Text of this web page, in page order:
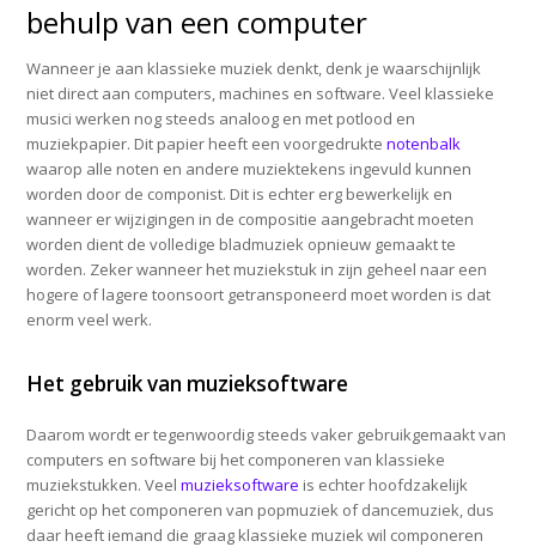
behulp van een computer
Wanneer je aan klassieke muziek denkt, denk je waarschijnlijk
niet direct aan computers, machines en software. Veel klassieke
musici werken nog steeds analoog en met potlood en
muziekpapier. Dit papier heeft een voorgedruktenotenbalk
waarop alle noten en andere muziektekens ingevuld kunnen
worden door de componist. Dit is echter erg bewerkelijk en
wanneer er wijzigingen in de compositie aangebracht moeten
worden dient de volledige bladmuziek opnieuw gemaakt te
worden. Zeker wanneer het muziekstuk in zijn geheel naar een
hogere of lagere toonsoort getransponeerd moet worden is dat
enorm veel werk.
Het gebruik van muzieksoftware
Daarom wordt er tegenwoordig steeds vaker gebruikgemaakt van
computers en software bij het componeren van klassieke
muziekstukken. Veelmuzieksoftware is echter hoofdzakelijk
gericht op het componeren van popmuziek of dancemuziek, dus
daar heeft iemand die graag klassieke muziek wil componeren